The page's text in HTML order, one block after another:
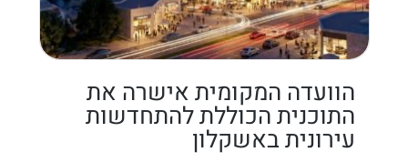
הוועדה המקומית אישרה את
התוכנית הכוללת להתחדשות
עירונית באשקלון